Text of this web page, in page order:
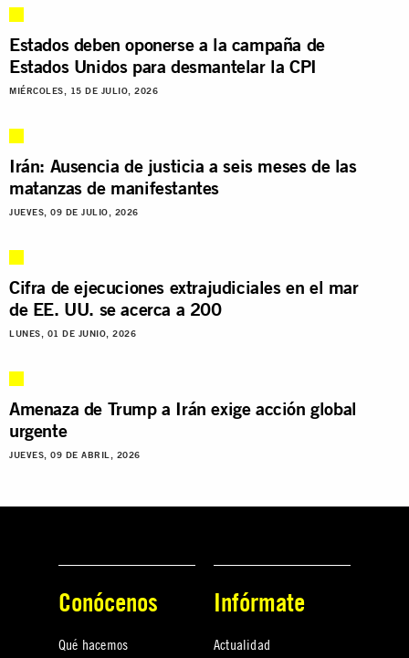
Estados deben oponerse a la campaña de
Estados Unidos para desmantelar la CPI
MIÉRCOLES, 15 DE JULIO, 2026
Irán: Ausencia de justicia a seis meses de las
matanzas de manifestantes
JUEVES, 09 DE JULIO, 2026
Cifra de ejecuciones extrajudiciales en el mar
de EE. UU. se acerca a 200
LUNES, 01 DE JUNIO, 2026
Amenaza de Trump a Irán exige acción global
urgente
JUEVES, 09 DE ABRIL, 2026
Conócenos
Qué hacemos
Infórmate
Actualidad